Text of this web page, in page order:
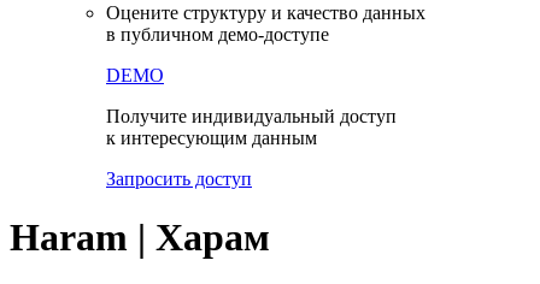
Оцените структуру и качество данных
в публичном демо-доступе
DEMO
Получите индивидуальный доступ
к интересующим данным
Запросить доступ
Haram | Харам